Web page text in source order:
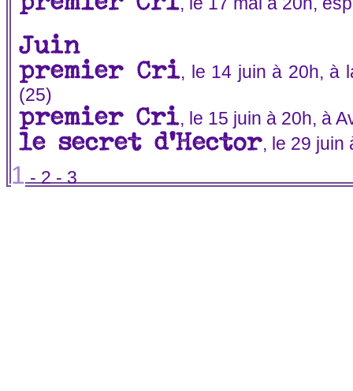
Juin
premier Cri, le 14 juin à 20h, à
(25)
premier Cri, le 15 juin à 20h, à
le secret d'Hector, le 29 juin
1-2-3